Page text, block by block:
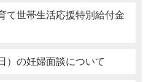
て世帯生活応援特別給付金
）の妊婦面談について